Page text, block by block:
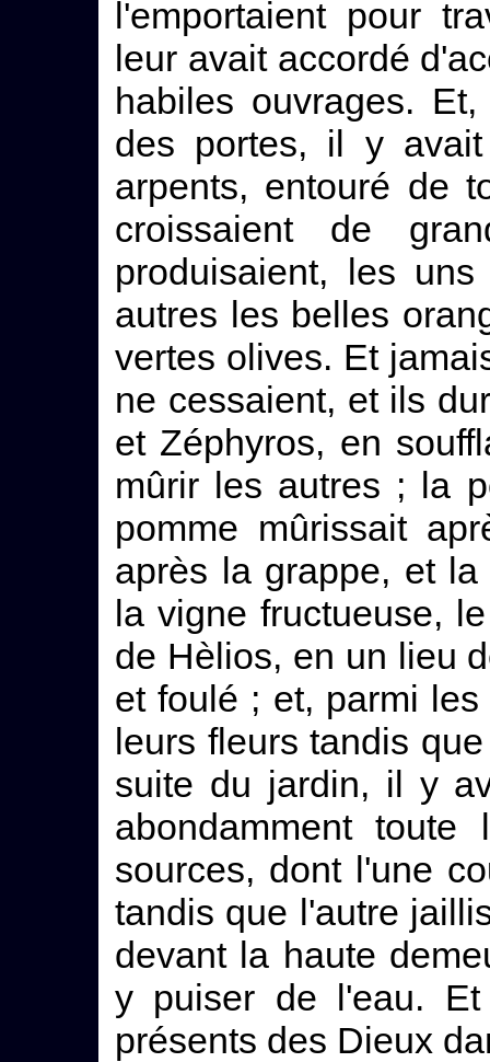
l'emportaient pour
leur avait accordé
habiles ouvrages.
des portes, il y
arpents, entouré de
croissaient de
produisaient, les
autres les belles
vertes olives. Et
ne cessaient, et ils
et Zéphyros, en
mûrir les autres ; la
pomme mûrissait
après la grappe, et
la vigne fructueuse,
de Hèlios, en un lieu
et foulé ; et, parmi
leurs fleurs tandis
suite du jardin, il y
abondamment
sources, dont l'une
tandis que l'autre
devant la haute
y puiser de l'eau.
présents des Dieux